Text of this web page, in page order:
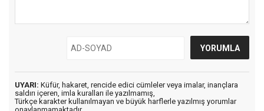
UYARI: Küfür, hakaret, rencide edici cümleler veya imalar, inançlara
saldırı içeren, imla kuralları ile yazılmamış,
Türkçe karakter kullanılmayan ve büyük harflerle yazılmış yorumlar